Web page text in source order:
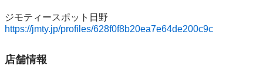
https://jmty.jp/profiles/628f0f8b20ea7e64de200c9c
店舗情報